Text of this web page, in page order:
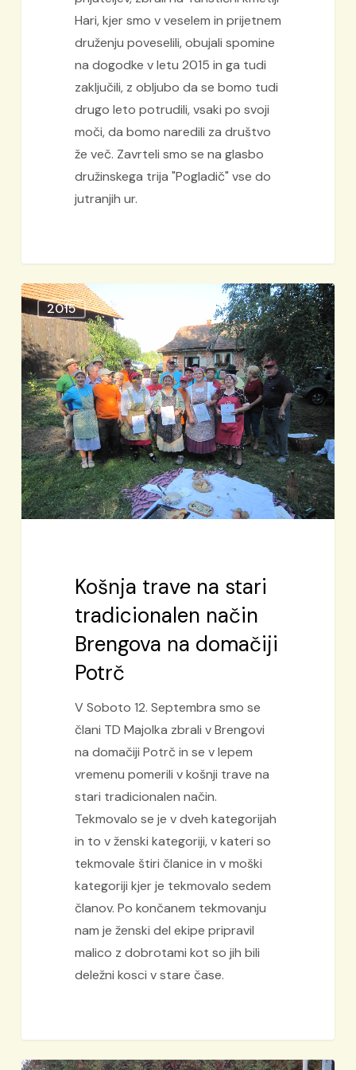
Hari, kjer smo v veselem in prijetnem
druženju poveselili, obujali spomine
na dogodke v letu 2015 in ga tudi
zaključili, z obljubo da se bomo tudi
drugo leto potrudili, vsaki po svoji
moči, da bomo naredili za društvo
že več. Zavrteli smo se na glasbo
družinskega trija "Pogladič" vse do
jutranjih ur.
Košnja
trave
na
stari
tradicionalen
način
Brengova
na
domačiji
Potrč
2015
Košnja trave na stari
tradicionalen način
Brengova na domačiji
Potrč
V Soboto 12. Septembra smo se
člani TD Majolka zbrali v Brengovi
na domačiji Potrč in se v lepem
vremenu pomerili v košnji trave na
stari tradicionalen način.
Tekmovalo se je v dveh kategorijah
in to v ženski kategoriji, v kateri so
tekmovale štiri članice in v moški
kategoriji kjer je tekmovalo sedem
članov. Po končanem tekmovanju
nam je ženski del ekipe pripravil
malico z dobrotami kot so jih bili
deležni kosci v stare čase.